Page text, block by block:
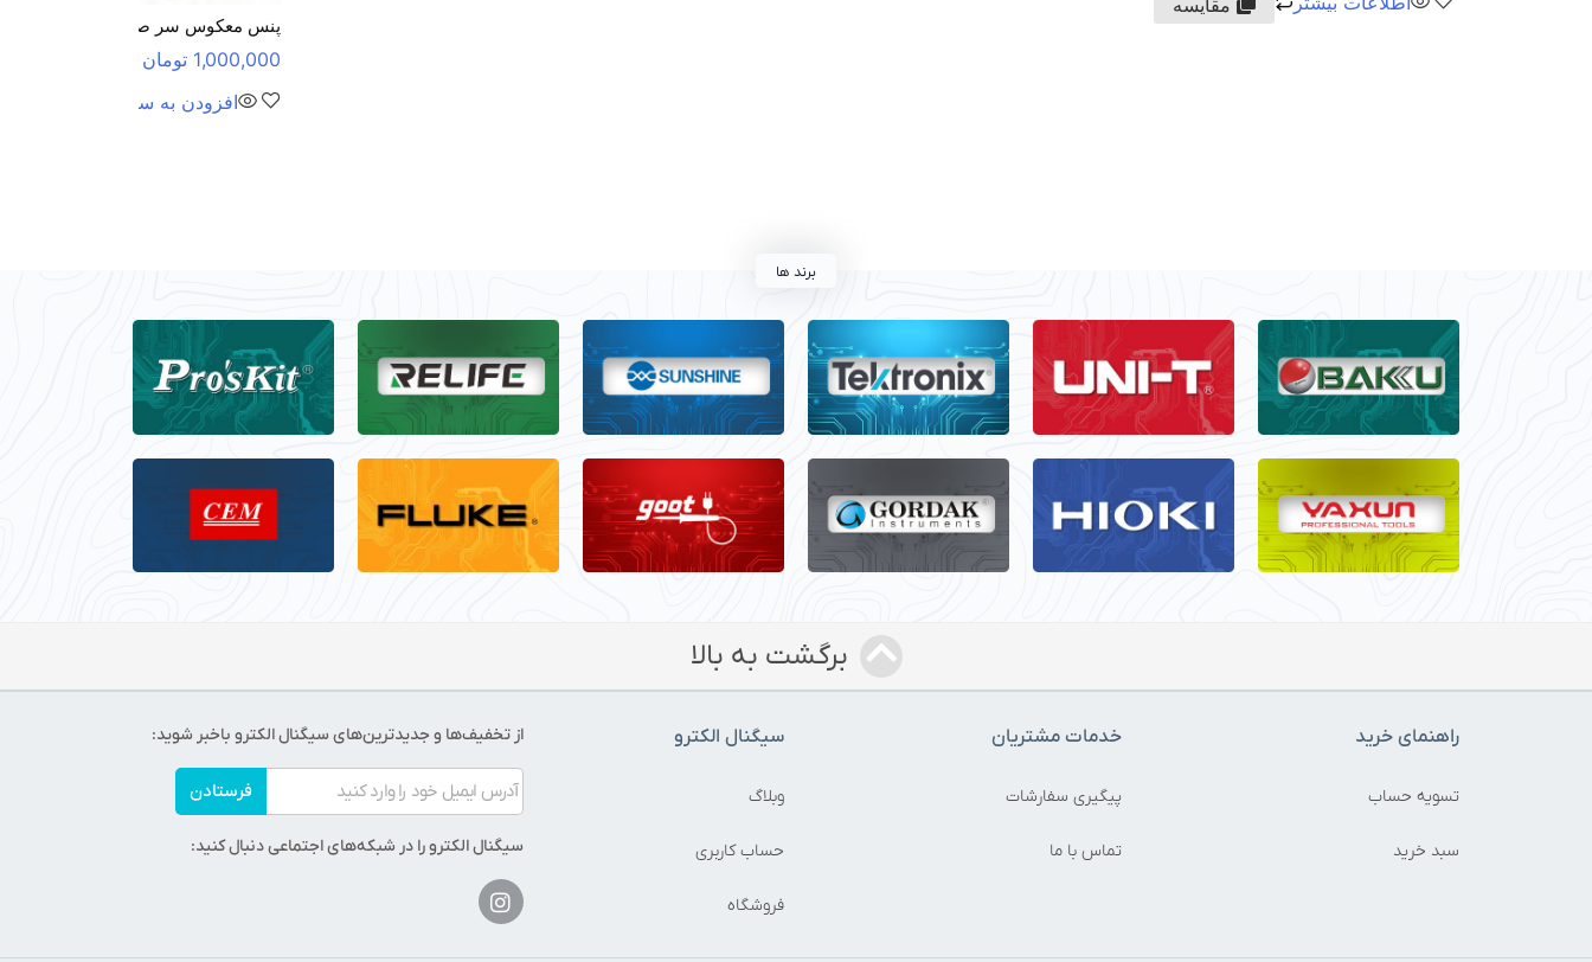
پنس معکوس سر صاف پروسکیت ProsKit 1PK-118T
1,000,000 تومان
افزودن به سبد خرید
برند ها
برگشت به بالا
راهنمای خرید
تسویه حساب
سبد خرید
خدمات مشتریان
پیگیری سفارشات
تماس با ما
سیگنال الکترو
وبلاگ
حساب کاربری
فروشگاه
از تخفیف‌ها و جدیدترین‌های سیگنال الکترو باخبر شوید:
فرستادن
سیگنال الکترو را در شبکه‌های اجتماعی دنبال کنید: